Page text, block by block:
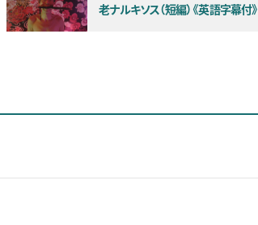
老ナルキソス（短編）《英語字幕付》